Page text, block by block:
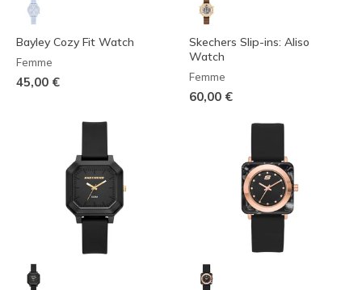
Bayley Cozy Fit Watch
Femme
45,00 €
Skechers Slip-ins: Aliso
Watch
Femme
60,00 €